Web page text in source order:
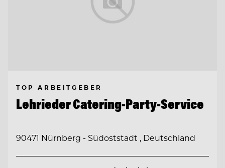
TOP ARBEITGEBER
Lehrieder Catering-Party-Service
90471 Nürnberg - Südoststadt , Deutschland